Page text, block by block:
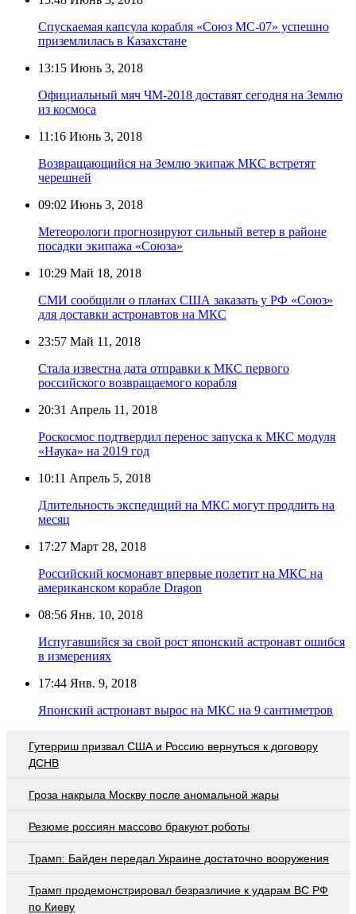
Спускаемая капсула корабля «Союз МС-07» успешно
приземлилась в Казахстане
13:15 Июнь 3, 2018
Официальный мяч ЧМ-2018 доставят сегодня на Землю
из космоса
11:16 Июнь 3, 2018
Возвращающийся на Землю экипаж МКС встретят
черешней
09:02 Июнь 3, 2018
Метеорологи прогнозируют сильный ветер в районе
посадки экипажа «Союза»
10:29 Май 18, 2018
СМИ сообщили о планах США заказать у РФ «Союз»
для доставки астронавтов на МКС
23:57 Май 11, 2018
Стала известна дата отправки к МКС первого
российского возвращаемого корабля
20:31 Апрель 11, 2018
Роскосмос подтвердил перенос запуска к МКС модуля
«Наука» на 2019 год
10:11 Апрель 5, 2018
Длительность экспедиций на МКС могут продлить на
месяц
17:27 Март 28, 2018
Российский космонавт впервые полетит на МКС на
американском корабле Dragon
08:56 Янв. 10, 2018
Испугавшийся за свой рост японский астронавт ошибся
в измерениях
17:44 Янв. 9, 2018
Японский астронавт вырос на МКС на 9 сантиметров
Гутерриш призвал США и Россию вернуться к договору
ДСНВ
Гроза накрыла Москву после аномальной жары
Резюме россиян массово бракуют роботы
Трамп: Байден передал Украине достаточно вооружения
Трамп продемонстрировал безразличие к ударам ВС РФ
по Киеву